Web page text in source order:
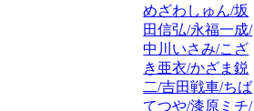
めざわしゅん/坂
田信弘/永福一成/
中川いさみ/こざ
き亜衣/かざま鋭
二/吉田戦車/ちば
てつや/漆原ミチ/